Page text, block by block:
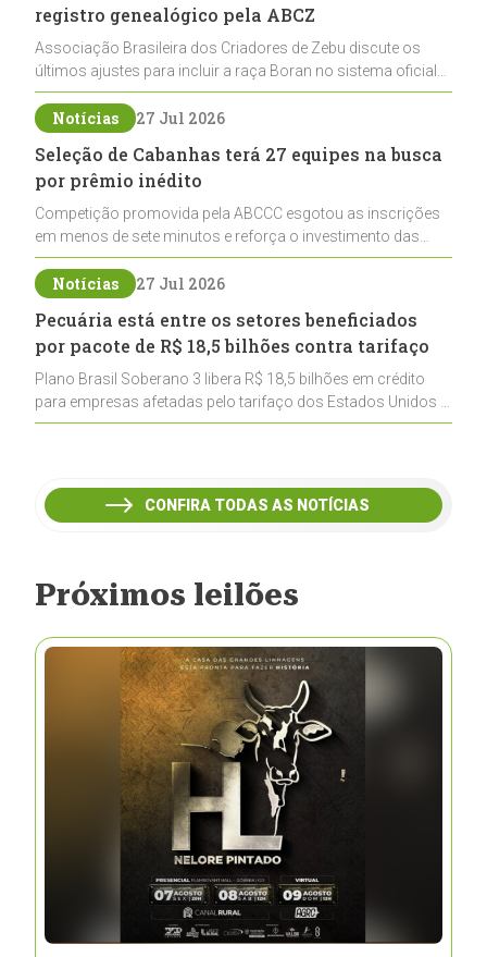
registro genealógico pela ABCZ
Associação Brasileira dos Criadores de Zebu discute os
últimos ajustes para incluir a raça Boran no sistema oficial
de registros, abrindo caminho para sua expansão na
pecuária nacional
Notícias 27 Jul 2026
Seleção de Cabanhas terá 27 equipes na busca
por prêmio inédito
Competição promovida pela ABCCC esgotou as inscrições
em menos de sete minutos e reforça o investimento das
cabanhas na seleção genética de Cavalos Crioulos voltados
ao laço
Notícias 27 Jul 2026
Pecuária está entre os setores beneficiados
por pacote de R$ 18,5 bilhões contra tarifaço
Plano Brasil Soberano 3 libera R$ 18,5 bilhões em crédito
para empresas afetadas pelo tarifaço dos Estados Unidos e
inclui a pecuária entre os setores estratégicos
CONFIRA TODAS AS NOTÍCIAS
Próximos leilões